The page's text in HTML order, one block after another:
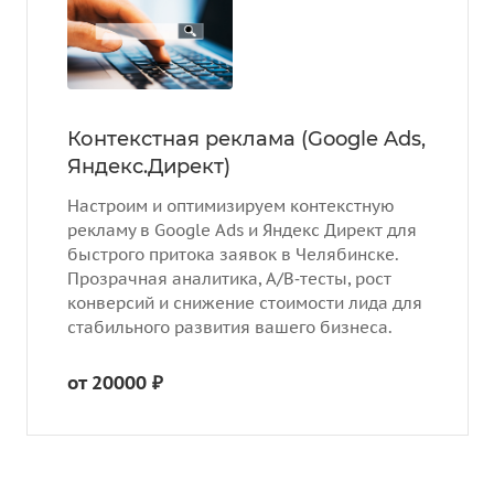
Контекстная реклама (Google Ads,
Яндекс.Директ)
Настроим и оптимизируем контекстную
рекламу в Google Ads и Яндекс Директ для
быстрого притока заявок в Челябинске.
Прозрачная аналитика, A/B‑тесты, рост
конверсий и снижение стоимости лида для
стабильного развития вашего бизнеса.
от 20000 ₽